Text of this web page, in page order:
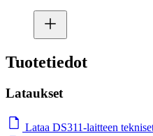
Tuotetiedot
Lataukset
Lataa DS311-laitteen